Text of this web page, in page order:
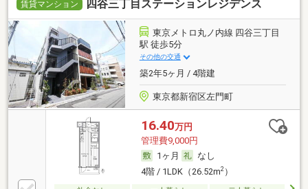
賃貸マンション 四谷三丁目ステーションレジデンス
東京メトロ丸ノ内線 四谷三丁目
駅 徒歩5分
その他の交通
築2年5ヶ月 / 4階建
東京都新宿区左門町
16.40万円
管理費9,000円
1ヶ月
なし
4階 / 1LDK（26.52m2）